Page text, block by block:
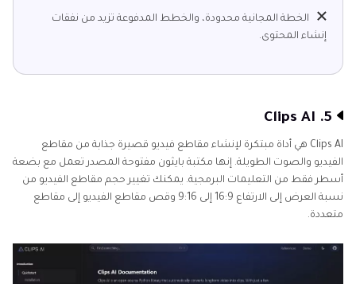
الخطة المجانية محدودة، والخطط المدفوعة تزيد من نفقات
إنشاء المحتوى.
5. Clips AI
Clips AI هي أداة مبتكرة لإنشاء مقاطع فيديو قصيرة جذابة من مقاطع
الفيديو والصوت الطويلة. إنها مكتبة بايثون مفتوحة المصدر تعمل مع بضعة
أسطر فقط من التعليمات البرمجية. يمكنك تغيير حجم مقاطع الفيديو من
نسبة العرض إلى الارتفاع 16:9 إلى 9:16 وقص مقاطع الفيديو إلى مقاطع
متعددة.